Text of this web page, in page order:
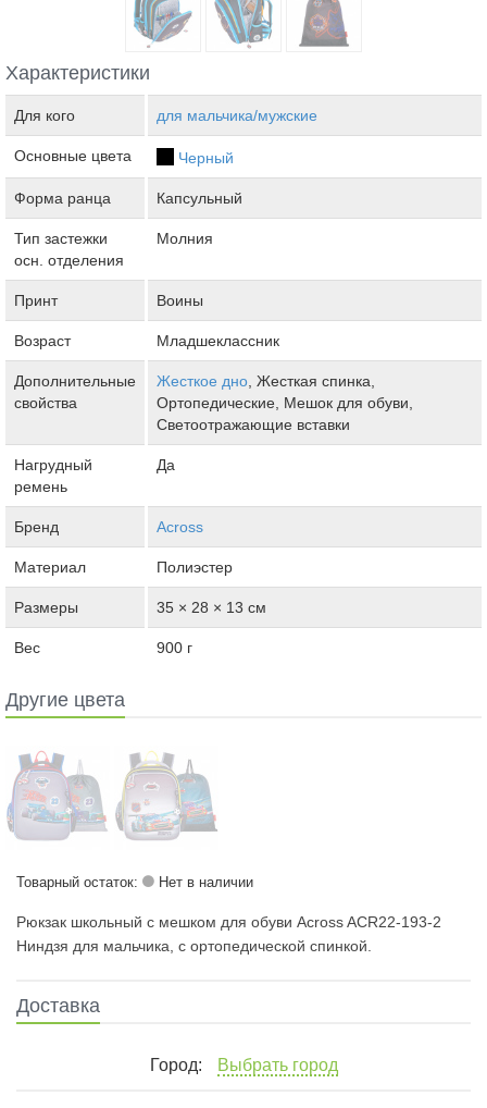
Характеристики
Для кого для мальчика/мужские
Основные цвета Черный
Форма ранца Капсульный
Тип застежки
осн. отделения
Молния
Принт Воины
Возраст Младшеклассник
Дополнительные
свойства
Жесткое дно , Жесткая спинка,
Ортопедические, Мешок для обуви,
Светоотражающие вставки
Нагрудный
ремень
Да
Бренд Across
Материал Полиэстер
Размеры 35 × 28 × 13 см
Вес 900 г
Другие цвета
Товарный остаток: Нет в наличии
Рюкзак школьный с мешком для обуви Across ACR22-193-2
Ниндзя для мальчика, с ортопедической спинкой.
Доставка
Город: Выбрать город